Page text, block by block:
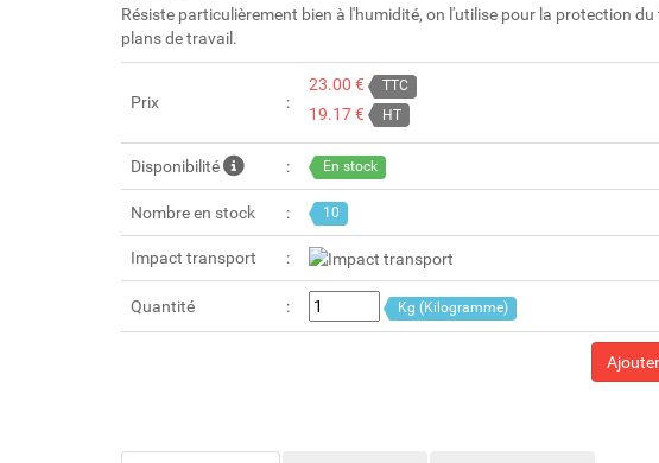
Résiste particulièrement bien à l'humidité, on l'utilise pour la protection
plans de travail.
Prix
23.00 € TTC
19.17 € HT
Disponibilité En stock
Nombre en stock 10
Impact transport
Quantité Kg (Kilogramme)